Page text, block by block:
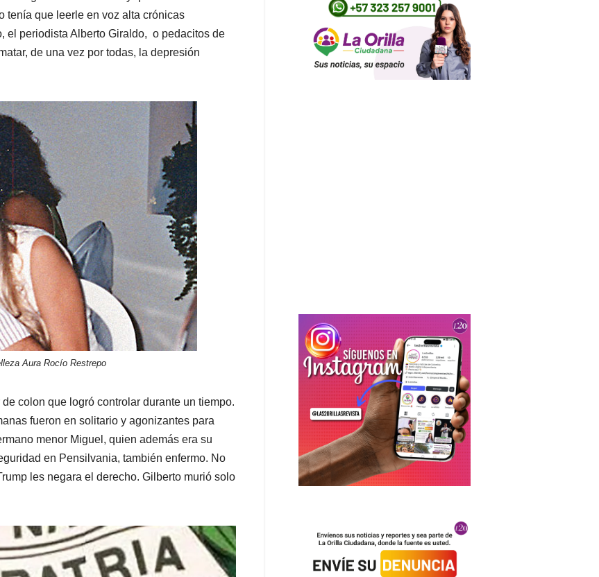
tenía que leerle en voz alta crónicas
el periodista Alberto Giraldo, o pedacitos de
de una vez por todas, la depresión
Aura Rocío Restrepo
colon que logró controlar durante un tiempo.
fueron en solitario y agonizantes para
menor Miguel, quien además era su
en Pensilvania, también enfermo. No
les negara el derecho. Gilberto murió solo